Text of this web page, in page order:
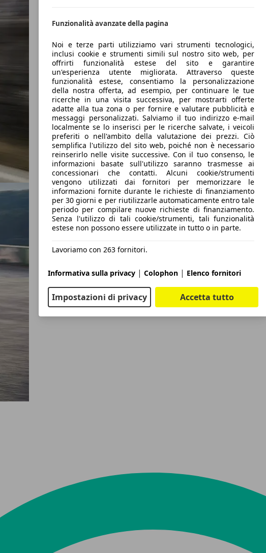
Funzionalità avanzate della pagina
Noi e terze parti utilizziamo vari strumenti tecnologici,
inclusi cookie e strumenti simili sul nostro sito web, per
offrirti funzionalità estese del sito e garantire
un'esperienza utente migliorata. Attraverso queste
funzionalità estese, consentiamo la personalizzazione
della nostra offerta, ad esempio, per continuare le tue
ricerche in una visita successiva, per mostrarti offerte
adatte alla tua zona o per fornire e valutare pubblicità e
messaggi personalizzati. Salviamo il tuo indirizzo e-mail
localmente se lo inserisci per le ricerche salvate, i veicoli
preferiti o nell'ambito della valutazione dei prezzi. Ciò
semplifica l'utilizzo del sito web, poiché non è necessario
reinserirlo nelle visite successive. Con il tuo consenso, le
informazioni basate sull'utilizzo saranno trasmesse ai
concessionari che contatti. Alcuni cookie/strumenti
vengono utilizzati dai fornitori per memorizzare le
informazioni fornite durante le richieste di finanziamento
per 30 giorni e per riutilizzarle automaticamente entro tale
periodo per compilare nuove richieste di finanziamento.
Senza l'utilizzo di tali cookie/strumenti, tali funzionalità
estese non possono essere utilizzate in tutto o in parte.
Lavoriamo con 263 fornitori.
Informativa sulla privacy | Colophon | Elenco fornitori
Impostazioni di privacy Accetta tutto